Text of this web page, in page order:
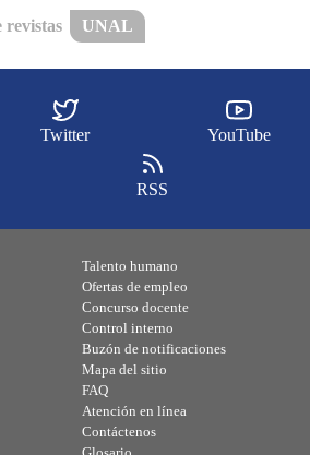
revistas UNAL
Twitter YouTube
RSS
Talento humano
Ofertas de empleo
Concurso docente
Control interno
Buzón de notificaciones
Mapa del sitio
FAQ
Atención en línea
Contáctenos